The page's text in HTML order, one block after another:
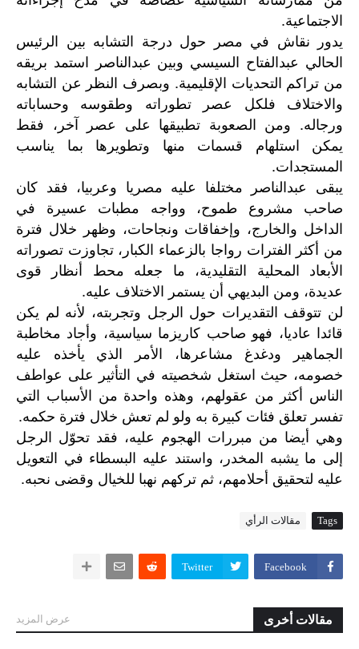
الاجتماعية.
يدور نقاش في مصر حول درجة التشابه بين الرئيس
الحالي عبدالفتاح السيسي وبين عبدالناصر استمد بريقه
من تراكم التحديات الإقليمية. وبصرف النظر عن التشابه
والاختلاف فلكل عصر تطوراته وطقوسه وحساباته
ورجاله. ومن الصعوبة تطبيقها على عصر آخر، فقط
يمكن استلهام قسمات منها وتطويرها بما يناسب
المستجدات.
يبقى عبدالناصر مختلفا عليه مصريا وعربيا، فقد كان
صاحب مشروع طموح، وواجه مطبات عسيرة في
الداخل والخارج، وإخفاقات ونجاحات، وظهر خلال فترة
من أكثر الفترات رواجا بالزعماء الكبار، تجاوزت تصوراته
الأبعاد المحلية التقليدية، ما جعله محط أنظار قوى
عديدة، ومن البديهي أن يستمر الاختلاف عليه.
لن تتوقف التقديرات حول الرجل وتجربته، لأنه لم يكن
قائدا عاديا، فهو صاحب كاريزما سياسية، وأجاد مخاطبة
الجماهير ودغدغ مشاعرها، الأمر الذي يأخذه عليه
خصومه، حيث استغل شخصيته في التأثير على عواطف
الناس أكثر من عقولهم، وهذه واحدة من الأسباب التي
تفسر تعلق فئات كبيرة به ولو لم تعش خلال فترة حكمه.
وهي أيضا من مبررات الهجوم عليه، فقد تحوّل
الرجل
إلى ما يشبه المخدر، واستند عليه البسطاء في
التعويل
عليه لتحقيق أحلامهم، ثم تركهم نهبا للخيال وقضى نحبه.
Tags مقالات الرأي
Facebook
Twitter
مقالات أخرى عرض المزيد